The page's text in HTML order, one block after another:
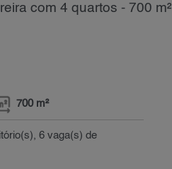
com 4 quartos - 700 m²
700 m²
6 vaga(s) de